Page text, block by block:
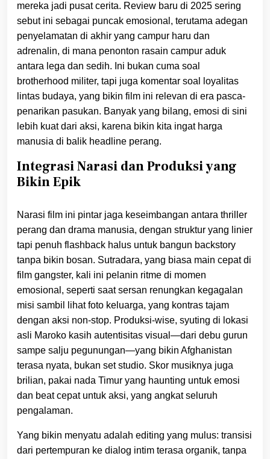
mereka jadi pusat cerita. Review baru di 2025 sering
sebut ini sebagai puncak emosional, terutama adegan
penyelamatan di akhir yang campur haru dan
adrenalin, di mana penonton rasain campur aduk
antara lega dan sedih. Ini bukan cuma soal
brotherhood militer, tapi juga komentar soal loyalitas
lintas budaya, yang bikin film ini relevan di era pasca-
penarikan pasukan. Banyak yang bilang, emosi di sini
lebih kuat dari aksi, karena bikin kita ingat harga
manusia di balik headline perang.
Integrasi Narasi dan Produksi yang
Bikin Epik
Narasi film ini pintar jaga keseimbangan antara thriller
perang dan drama manusia, dengan struktur yang linier
tapi penuh flashback halus untuk bangun backstory
tanpa bikin bosan. Sutradara, yang biasa main cepat di
film gangster, kali ini pelanin ritme di momen
emosional, seperti saat sersan renungkan kegagalan
misi sambil lihat foto keluarga, yang kontras tajam
dengan aksi non-stop. Produksi-wise, syuting di lokasi
asli Maroko kasih autentisitas visual—dari debu gurun
sampe salju pegunungan—yang bikin Afghanistan
terasa nyata, bukan set studio. Skor musiknya juga
brilian, pakai nada Timur yang haunting untuk emosi
dan beat cepat untuk aksi, yang angkat seluruh
pengalaman.
Yang bikin menyatu adalah editing yang mulus: transisi
dari pertempuran ke dialog intim terasa organik, tanpa